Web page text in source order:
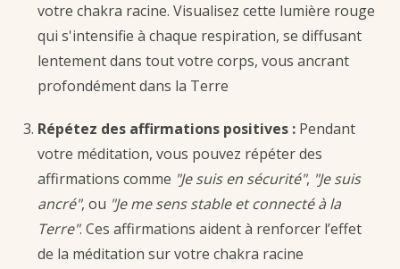
votre chakra racine. Visualisez cette lumière rouge
qui s'intensifie à chaque respiration, se diffusant
lentement dans tout votre corps, vous ancrant
profondément dans la Terre
Répétez des affirmations positives : Pendant
votre méditation, vous pouvez répéter des
affirmations comme "Je suis en sécurité", "Je suis
ancré", ou "Je me sens stable et connecté à la
Terre". Ces affirmations aident à renforcer l’effet
de la méditation sur votre chakra racine